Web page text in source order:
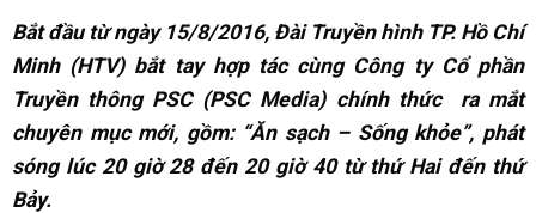
Bắt đầu từ ngày 15/8/2016, Đài Truyền hình TP. Hồ Chí
Minh (HTV) bắt tay hợp tác cùng Công ty Cổ phần
Truyền thông PSC (PSC Media) chính thức ra mắt
chuyên mục mới, gồm: “Ăn sạch – Sống khỏe”, phát
sóng lúc 20 giờ 28 đến 20 giờ 40 từ thứ Hai đến thứ
Bảy.